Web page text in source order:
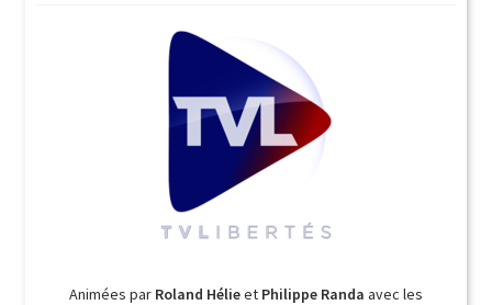
Animées par Roland Hélieet Philippe Randa avec les